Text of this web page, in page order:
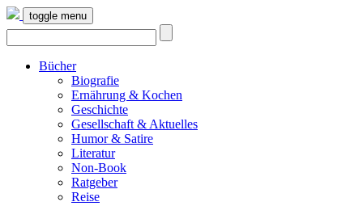
toggle menu
Bücher
Biografie
Ernährung & Kochen
Geschichte
Gesellschaft & Aktuelles
Humor & Satire
Literatur
Non-Book
Ratgeber
Reise